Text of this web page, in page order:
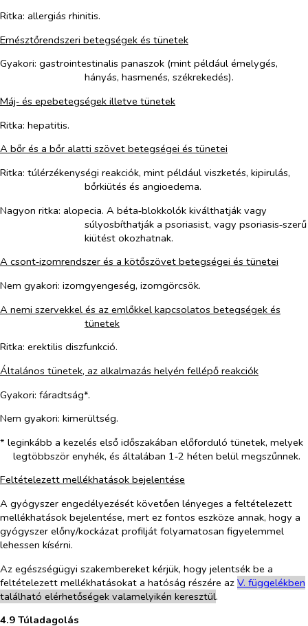
Ritka: allergiás rhinitis.
Emésztőrendszeri betegségek és tünetek
Gyakori: gastrointestinalis panaszok (mint például émelygés,
hányás, hasmenés, székrekedés).
Máj‑ és epebetegségek illetve tünetek
Ritka: hepatitis.
A bőr és a bőr alatti szövet betegségei és tünetei
Ritka: túlérzékenységi reakciók, mint például viszketés, kipirulás,
bőrkiütés és angioedema.
Nagyon ritka: alopecia. A béta‑blokkolók kiválthatják vagy
súlyosbíthatják a psoriasist, vagy psoriasis‑szerű
kiütést okozhatnak.
A csont‑izomrendszer és a kötőszövet betegségei és tünetei
Nem gyakori: izomgyengeség, izomgörcsök.
A nemi szervekkel és az emlőkkel kapcsolatos betegségek és
tünetek
Ritka: erektilis diszfunkció.
Általános tünetek, az alkalmazás helyén fellépő reakciók
Gyakori: fáradtság*.
Nem gyakori: kimerültség.
* leginkább a kezelés első időszakában előforduló tünetek, melyek
legtöbbször enyhék, és általában 1‑2 héten belül megszűnnek.
Feltételezett mellékhatások bejelentése
A gyógyszer engedélyezését követően lényeges a feltételezett
mellékhatások bejelentése, mert ez fontos eszköze annak, hogy a
gyógyszer előny/kockázat profilját folyamatosan figyelemmel
lehessen kísérni.
Az egészségügyi szakembereket kérjük, hogy jelentsék be a
feltételezett mellékhatásokat a hatóság részére az V. függelékben
található elérhetőségek valamelyikén keresztül.
4.9 Túladagolás